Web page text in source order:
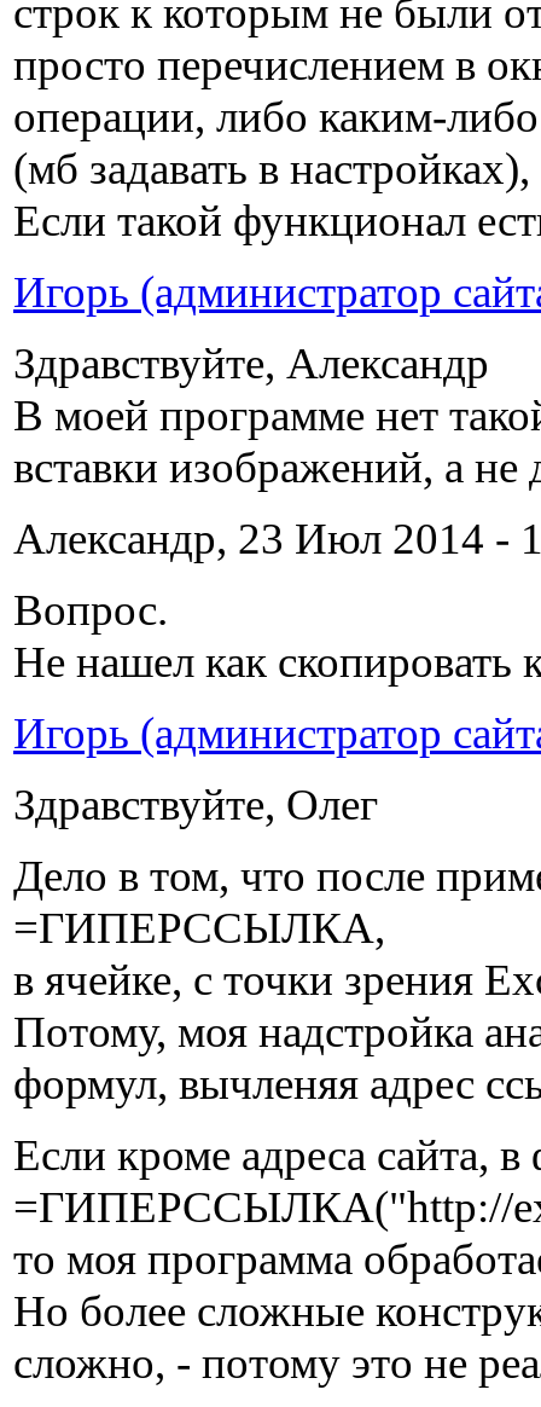
строк к которым не были
просто перечислением в
операции, либо каким-
(мб задавать в
Если такой функционал
Игорь (администратор
Здравствуйте, Александр
В моей программе нет
вставки изображений, а не
Александр, 23 Июл 2014 -
Вопрос.
Не нашел как скопировать
Игорь (администратор
Здравствуйте, Олег
Дело в том, что после
=ГИПЕРССЫЛКА,
в ячейке, с точки
Потому, моя надстройка
формул, вычленяя адрес
Если кроме адреса сайта,
=ГИПЕРССЫЛКА("http://
то моя программа
Но более сложные
сложно, - потому это не